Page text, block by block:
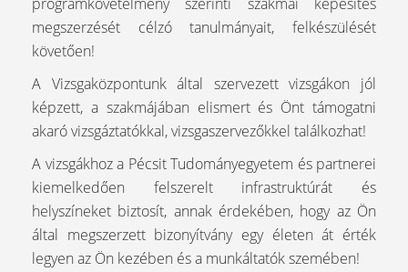
megszerzését célzó tanulmányait, felkészülését
követően!
A Vizsgaközpontunk által szervezett vizsgákon jól
képzett, a szakmájában elismert és Önt támogatni
akaró vizsgáztatókkal, vizsgaszervezőkkel találkozhat!
A vizsgákhoz a Pécsit Tudományegyetem és partnerei
kiemelkedően felszerelt infrastruktúrát és
helyszíneket biztosít, annak érdekében, hogy az Ön
által megszerzett bizonyítvány egy életen át érték
legyen az Ön kezében és a munkáltatók szemében!